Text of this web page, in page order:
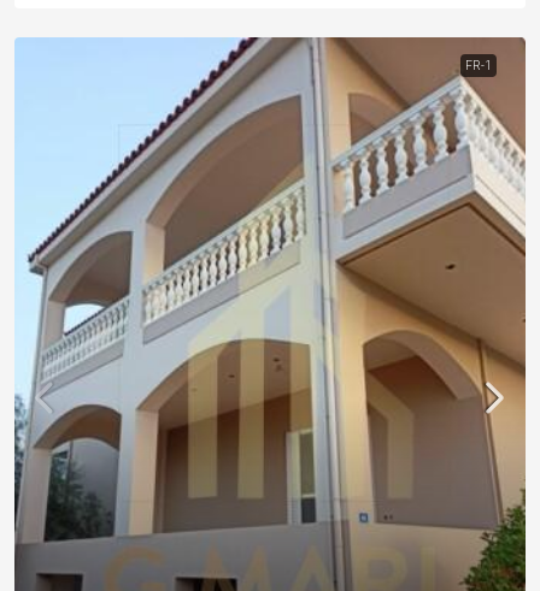
FR-1